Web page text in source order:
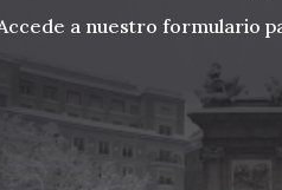
a nuestro formulario